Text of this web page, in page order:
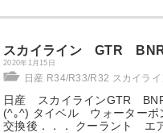
スカイライン GTR
2020年1月15日
日産 R34/R33/R32 スカイライ
日産 スカイラインGTR
(^｡^) タイベル ウォータ
交換後．．． クーラント エ